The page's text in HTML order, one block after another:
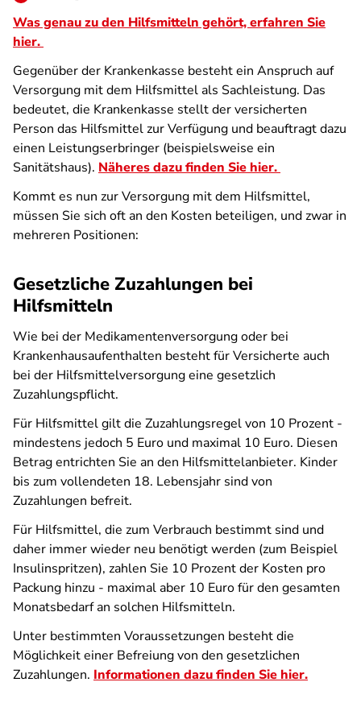
Was genau zu den Hilfsmitteln gehört, erfahren Sie
hier.
Gegenüber der Krankenkasse besteht ein Anspruch auf
Versorgung mit dem Hilfsmittel als Sachleistung. Das
bedeutet, die Krankenkasse stellt der versicherten
Person das Hilfsmittel zur Verfügung und beauftragt dazu
einen Leistungserbringer (beispielsweise ein
Sanitätshaus). Näheres dazu finden Sie hier.
Kommt es nun zur Versorgung mit dem Hilfsmittel,
müssen Sie sich oft an den Kosten beteiligen, und zwar in
mehreren Positionen:
Gesetzliche Zuzahlungen bei
Hilfsmitteln
Wie bei der Medikamentenversorgung oder bei
Krankenhausaufenthalten besteht für Versicherte auch
bei der Hilfsmittelversorgung eine gesetzlich
Zuzahlungspflicht.
Für Hilfsmittel gilt die Zuzahlungsregel von 10 Prozent -
mindestens jedoch 5 Euro und maximal 10 Euro. Diesen
Betrag entrichten Sie an den Hilfsmittelanbieter. Kinder
bis zum vollendeten 18. Lebensjahr sind von
Zuzahlungen befreit.
Für Hilfsmittel, die zum Verbrauch bestimmt sind und
daher immer wieder neu benötigt werden (zum Beispiel
Insulinspritzen), zahlen Sie 10 Prozent der Kosten pro
Packung hinzu - maximal aber 10 Euro für den gesamten
Monatsbedarf an solchen Hilfsmitteln.
Unter bestimmten Voraussetzungen besteht die
Möglichkeit einer Befreiung von den gesetzlichen
Zuzahlungen. Informationen dazu finden Sie hier.